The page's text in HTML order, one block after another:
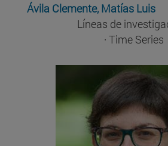
Ávila Clemente, Matías Luis
Líneas de
· Time Series